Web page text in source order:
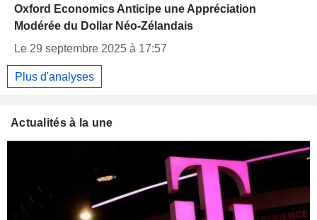
Oxford Economics Anticipe une Appréciation
Modérée du Dollar Néo-Zélandais
Le 29 septembre 2025 à 17:57
Plus d'analyses
Actualités à la une